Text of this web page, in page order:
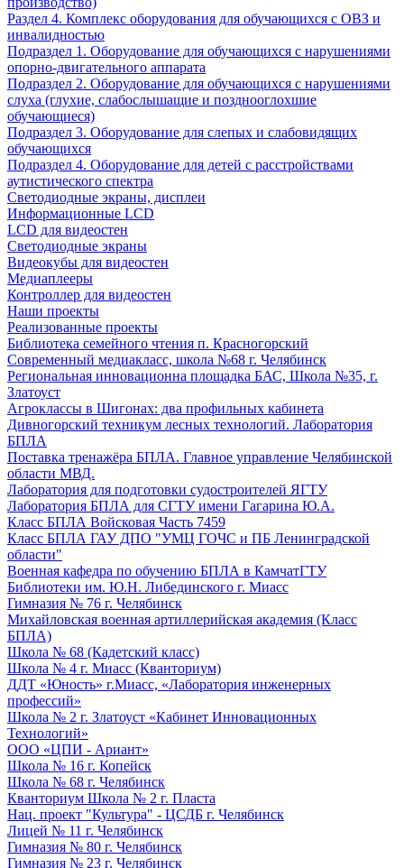
Раздел 4. Комплекс оборудования для обучающихся с ОВЗ и
инвалидностью
Подраздел 1. Оборудование для обучающихся с нарушениями
опорно-двигательного аппарата
Подраздел 2. Оборудование для обучающихся с нарушениями
слуха (глухие, слабослышащие и позднооглохшие
обучающиеся)
Подраздел 3. Оборудование для слепых и слабовидящих
обучающихся
Подраздел 4. Оборудование для детей с расстройствами
аутистического спектра
Светодиодные экраны, дисплеи
Информационные LCD
LCD для видеостен
Светодиодные экраны
Видеокубы для видеостен
Медиаплееры
Контроллер для видеостен
Наши проекты
Реализованные проекты
Библиотека семейного чтения п. Красногорский
Современный медиакласс, школа №68 г. Челябинск
Региональная инновационна площадка БАС, Школа №35, г.
Златоуст
Агроклассы в Шигонах: два профильных кабинета
Дивногорский техникум лесных технологий. Лаборатория
БПЛА
Поставка тренажёра БПЛА. Главное управление Челябинской
области МВД.
Лаборатория для подготовки судостроителей ЯГТУ
Лаборатория БПЛА для СГТУ имени Гагарина Ю.А.
Класс БПЛА Войсковая Часть 7459
Класс БПЛА ГАУ ДПО "УМЦ ГОЧС и ПБ Ленинградской
области"
Военная кафедра по обучению БПЛА в КамчатГТУ
Библиотеки им. Ю.Н. Либединского г. Миасс
Гимназия № 76 г. Челябинск
Михайловская военная артиллерийская академия (Класс
БПЛА)
Школа № 68 (Кадетский класс)
Школа № 4 г. Миасс (Кванториум)
ДДТ «Юность» г.Миасс, «Лаборатория инженерных
профессий»
Школа № 2 г. Златоуст «Кабинет Инновационных
Технологий»
ООО «ЦПИ - Ариант»
Школа № 16 г. Копейск
Школа № 68 г. Челябинск
Кванториум Школа № 2 г. Пласта
Нац. проект "Культура" - ЦСДБ г. Челябинск
Лицей № 11 г. Челябинск
Гимназия № 80 г. Челябинск
Гимназия № 23 г. Челябинск